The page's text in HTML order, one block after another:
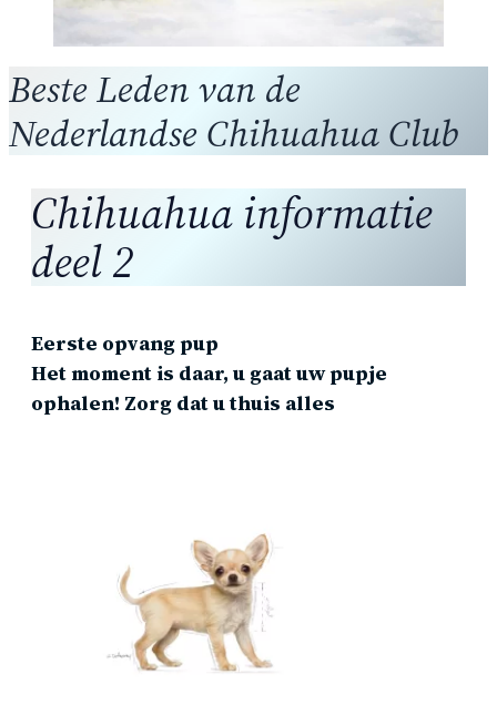
Beste Leden van de
Nederlandse Chihuahua Club
Chihuahua informatie
deel 2
Eerste opvang pup
Het moment is daar, u gaat uw pupje
ophalen! Zorg dat u thuis alles